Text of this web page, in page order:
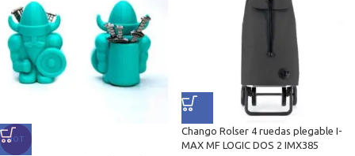
HOT
Chango Rolser 4 ruedas plegable I-
MAX MF LOGIC DOS 2 IMX385